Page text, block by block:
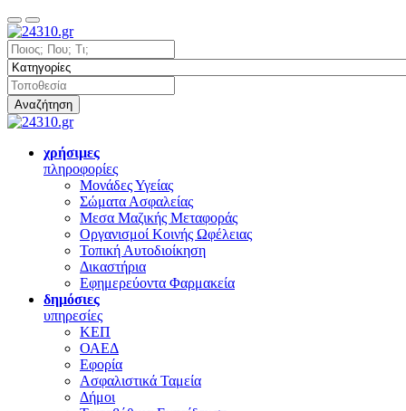
Αναζήτηση
χρήσιμες
πληροφορίες
Μονάδες Υγείας
Σώματα Ασφαλείας
Μεσα Μαζικής Μεταφοράς
Οργανισμοί Κοινής Ωφέλειας
Τοπική Αυτοδιοίκηση
Δικαστήρια
Εφημερεύοντα Φαρμακεία
δημόσιες
υπηρεσίες
ΚΕΠ
ΟΑΕΔ
Εφορία
Ασφαλιστικά Ταμεία
Δήμοι